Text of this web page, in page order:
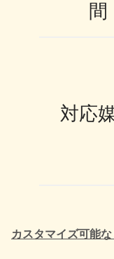
間
対応
カスタマイズ可能